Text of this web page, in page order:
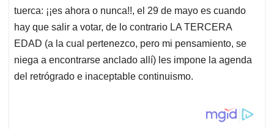
tuerca: ¡¡es ahora o nunca!!, el 29 de mayo es cuando
hay que salir a votar, de lo contrario LA TERCERA
EDAD (a la cual pertenezco, pero mi pensamiento, se
niega a encontrarse anclado allí) les impone la agenda
del retrógrado e inaceptable continuismo.